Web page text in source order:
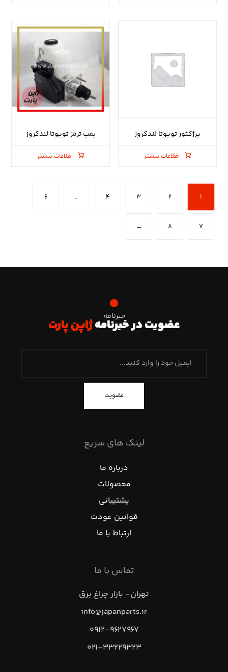
پرژکتور تویوتا لندکروز
اطلاعات بیشتر
پمپ ترمز تویوتا لندکروز
اطلاعات بیشتر
۱ ۲ ۳ ۴ … ۶
۷ ۸ ←
خبرنامه
عضویت در خبرنامهژاپن پارت
عضویت
لینک های سریع
درباره ما
محصولات
پشتیبانی
قوانین عودت
ارتباط با ما
تماس با ما
تهران- بازار چراغ برق
info@japanparts.ir
۰۹۱۲-۹۶۲۷۹۶۷
۰۲۱-۳۳۲۲۹۳۲۳